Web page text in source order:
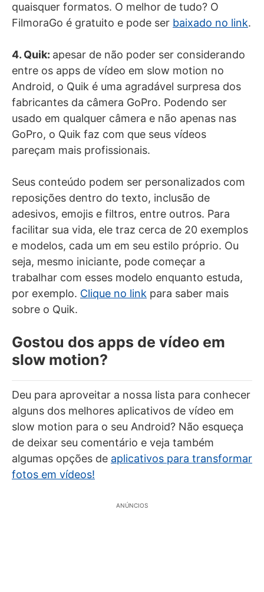
quaisquer formatos. O melhor de tudo? O
FilmoraGo é gratuito e pode ser baixado no link.
4. Quik: apesar de não poder ser considerando
entre os apps de vídeo em slow motion no
Android, o Quik é uma agradável surpresa dos
fabricantes da câmera GoPro. Podendo ser
usado em qualquer câmera e não apenas nas
GoPro, o Quik faz com que seus vídeos
pareçam mais profissionais.
Seus conteúdo podem ser personalizados com
reposições dentro do texto, inclusão de
adesivos, emojis e filtros, entre outros. Para
facilitar sua vida, ele traz cerca de 20 exemplos
e modelos, cada um em seu estilo próprio. Ou
seja, mesmo iniciante, pode começar a
trabalhar com esses modelo enquanto estuda,
por exemplo. Clique no link para saber mais
sobre o Quik.
Gostou dos apps de vídeo em
slow motion?
Deu para aproveitar a nossa lista para conhecer
alguns dos melhores aplicativos de vídeo em
slow motion para o seu Android? Não esqueça
de deixar seu comentário e veja também
algumas opções de aplicativos para transformar
fotos em vídeos!
ANÚNCIOS